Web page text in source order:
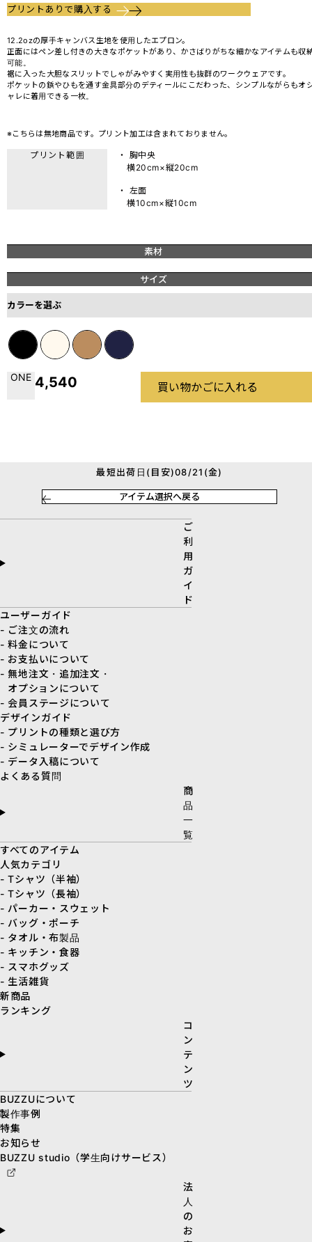
プリントありで購入する
12.2ozの厚手キャンバス生地を使用したエプロン。
正面にはペン差し付きの大きなポケットがあり、かさばりがちな細かなアイテムも収
可能。
裾に入った大胆なスリットでしゃがみやすく実用性も抜群のワークウェアです。
ポケットの鋲やひもを通す金具部分のデティールにこだわった、シンプルながらもオ
ャレに着用できる一枚。
※こちらは無地商品です。プリント加工は含まれておりません。
プリント範囲
・ 胸中央
横20cm×縦20cm
・ 左面
横10cm×縦10cm
素材
サイズ
カラーを選ぶ
ONE 4,540 買い物かごに入れる
最短出荷日(目安)08/21(金)
アイテム選択へ戻る
ご
利
用
ガ
イ
ド
ユーザーガイド
- ご注文の流れ
- 料金について
- お支払いについて
- 無地注文・追加注文・
オプションについて
- 会員ステージについて
デザインガイド
- プリントの種類と選び方
- シミュレーターでデザイン作成
- データ入稿について
よくある質問
商
品
一
覧
すべてのアイテム
人気カテゴリ
- Tシャツ（半袖）
- Tシャツ（長袖）
- パーカー・スウェット
- バッグ・ポーチ
- タオル・布製品
- キッチン・食器
- スマホグッズ
- 生活雑貨
新商品
ランキング
コ
ン
テ
ン
ツ
BUZZUについて
製作事例
特集
お知らせ
BUZZU studio（学生向けサービス）
法
人
の
お